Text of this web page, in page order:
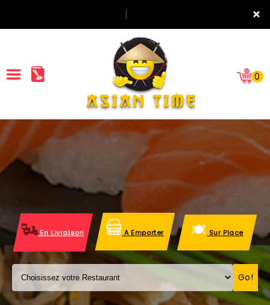
×
ACCUEIL
LA CARTE
VOS AVIS
MENTIONS LÉGALES
C.G.V
0
En Livraison A Emporter Sur Place
Go!